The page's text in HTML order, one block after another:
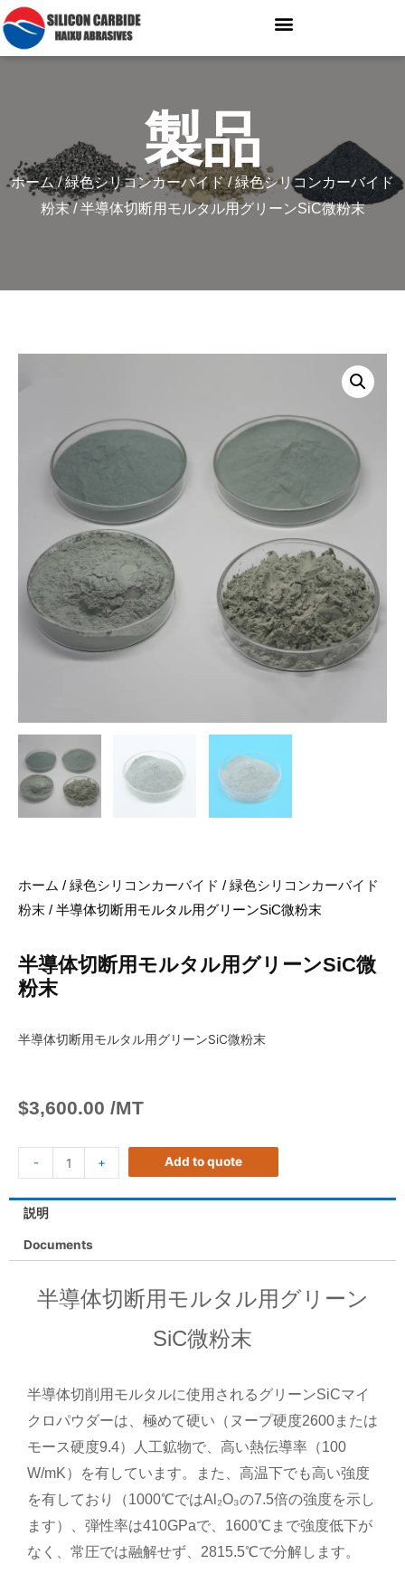
製品
ホーム/緑色シリコンカーバイド/緑色シリコンカーバイド
粉末/ 半導体切断用モルタル用グリーンSiC微粉末
ホーム / 緑色シリコンカーバイド / 緑色シリコンカーバイド
粉末 / 半導体切断用モルタル用グリーンSiC微粉末
半導体切断用モルタル用グリーンSiC微
粉末
半導体切断用モルタル用グリーンSiC微粉末
$3,600.00 /MT
- + Add to quote
説明
Documents
半導体切断用モルタル用グリーン
SiC微粉末
半導体切削用モルタルに使用されるグリーンSiCマイ
クロパウダーは、極めて硬い（ヌープ硬度2600または
モース硬度9.4）人工鉱物で、高い熱伝導率（100
W/mK）を有しています。また、高温下でも高い強度
を有しており（1000℃ではAl₂O₃の7.5倍の強度を示し
ます）、弾性率は410GPaで、1600℃まで強度低下が
なく、常圧では融解せず、2815.5℃で分解します。